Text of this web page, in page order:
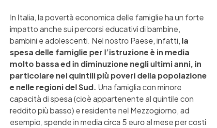
In Italia, la povertà economica delle famiglie ha un forte
impatto anche sui percorsi educativi di bambine,
bambini e adolescenti. Nel nostro Paese, infatti, la
spesa delle famiglie per l’istruzione è in media
molto bassa ed in diminuzione negli ultimi anni, in
particolare nei quintili più poveri della popolazione
e nelle regioni del Sud. Una famiglia con minore
capacità di spesa (cioè appartenente al quintile con
reddito più basso) e residente nel Mezzogiorno, ad
esempio, spende in media circa 5 euro al mese per costi